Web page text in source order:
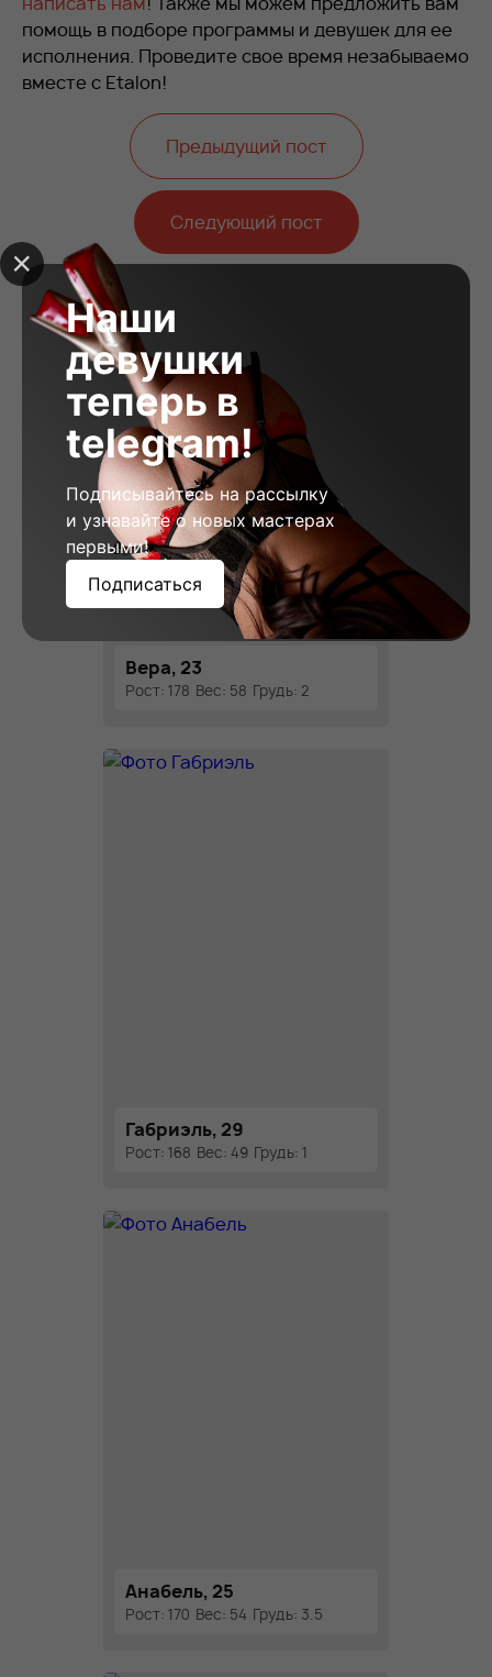
помощь в подборе программы и девушек для ее
исполнения. Проведите свое время незабываемо
вместе с Etalon!
Предыдущий пост
Следующий пост
Вера, 23
Рост: 178 Вес: 58 Грудь: 2
Габриэль, 29
Рост: 168 Вес: 49 Грудь: 1
Анабель, 25
Рост: 170 Вес: 54 Грудь: 3.5
Наши
девушки
теперь в
telegram!
Подписывайтесь на рассылку
и узнавайте о новых мастерах
первыми!
Подписаться